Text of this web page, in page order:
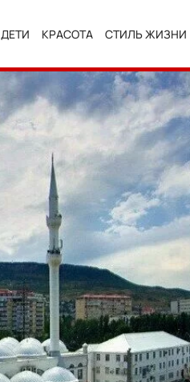
ДЕТИ КРАСОТА СТИЛЬ ЖИЗНИ